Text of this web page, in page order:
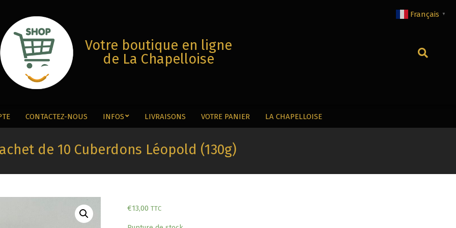
Votre boutique en ligne
de La Chapelloise
Menu
CONTACTEZ-NOUS INFOS LIVRAISONS VOTRE PANIER LA CHAPELLOISE
de 10 Cuberdons Léopold (130g)
€13,00 TTC
Français ▼